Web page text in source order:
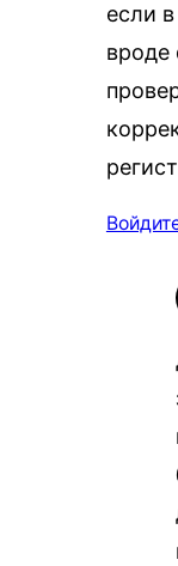
если
вроде